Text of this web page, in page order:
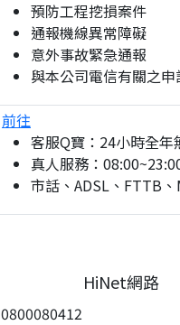
預防工程挖損案件
通報機線異常障礙
意外事故緊急通報
與本公司電信有關之
前往
客服Q寶：24小時全年
真人服務：
市話、ADSL、FTTB
HiNet網路
0800080412